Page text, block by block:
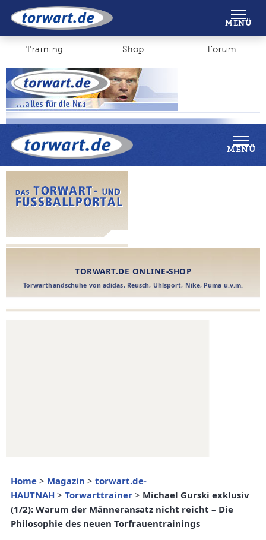
Shop Forum
MENÜ
Home > Magazin > torwart.de-
HAUTNAH > Torwarttrainer > Michael Gurski exklusiv
(1/2): Warum der Männeransatz nicht reicht – Die
Philosophie des neuen Torfrauentrainings